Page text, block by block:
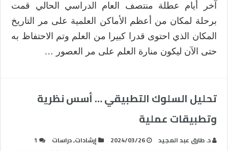
آخر أيام عطلة منتصف العام الدراسي الحالي قمت
برحلة لمكان من أعظم الأماكن العلمية على مر التاريخ
المكان الذي احتوى قدرا كبيرا من العلم وتم الاحتفاظ به
حتى الآن ليكون منارة العلم على مر العصور …
تحليل السلوك التطبيقي … أسس نظرية
وتطبيقات عملية
د. طارق عبد المجيد 2024/03/26 إرشادات,دراسات 1